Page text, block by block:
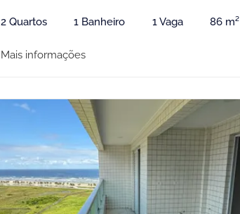
2 Quartos 1 Banheiro 1 Vaga 86 m²
Mais informações